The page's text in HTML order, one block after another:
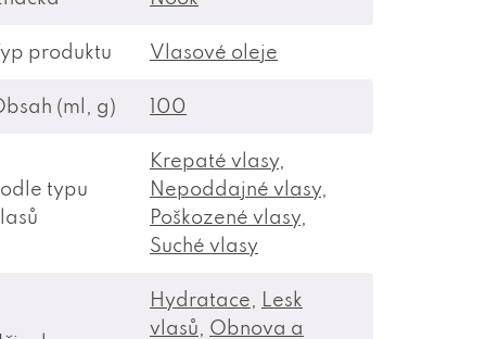
produktu Vlasové oleje
(ml, g) 100
typu
Krepaté vlasy,
Nepoddajné vlasy,
Poškozené vlasy,
Suché vlasy
Hydratace, Lesk
vlasů, Obnova a